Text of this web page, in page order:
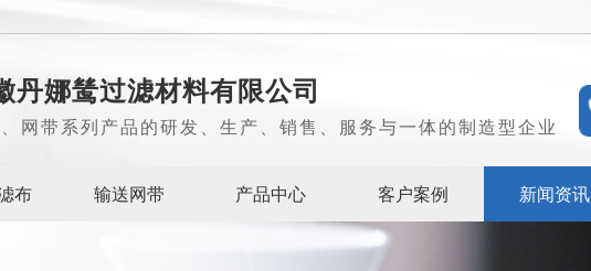
丹娜鸶过滤材料有限公司
网带系列产品的研发、生产、销售、服务与一体的制造型企业
布 输送网带 产品中心 客户案例 新闻资讯